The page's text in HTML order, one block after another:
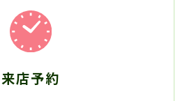
来店予約